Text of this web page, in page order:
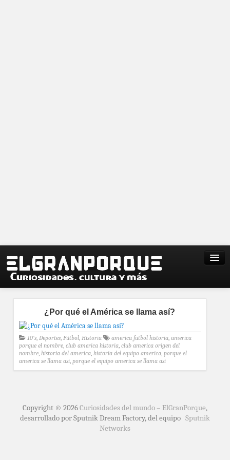
¿Por qué el América se llama así?
10's, Deportes, Fútbol, Historia america futbol historia, america
porque el nombre, club america historia, club america origen del
nombre, historia del america, historia del equipo america, porque el
america se llama asi, porque el equipo america se llama asi
Copyright © 2026Curiosidades del mundo – ElGranPorque,
desarrollado por Sputnik Dream Factory, del equipo Sputnik
Networks